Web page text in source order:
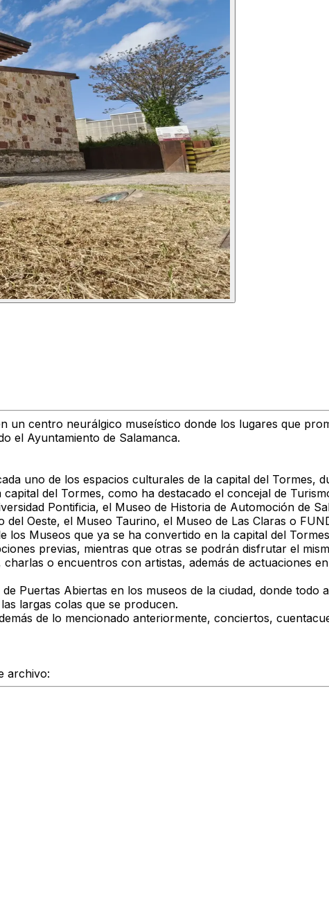
un centro neurálgico museístico donde los lugares que
el Ayuntamiento de Salamanca.
uno de los espacios culturales de la capital del Tormes,
del Tormes, como ha destacado el concejal de
Pontificia, el Museo de Historia de Automoción de
Oeste, el Museo Taurino, el Museo de Las Claras o
Museos que ya se ha convertido en la capital del
previas, mientras que otras se podrán disfrutar el
o encuentros con artistas, además de actuaciones
Puertas Abiertas en los museos de la ciudad, donde todo
largas colas que se producen.
de lo mencionado anteriormente, conciertos,
archivo: